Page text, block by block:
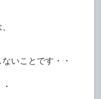
いことです・・